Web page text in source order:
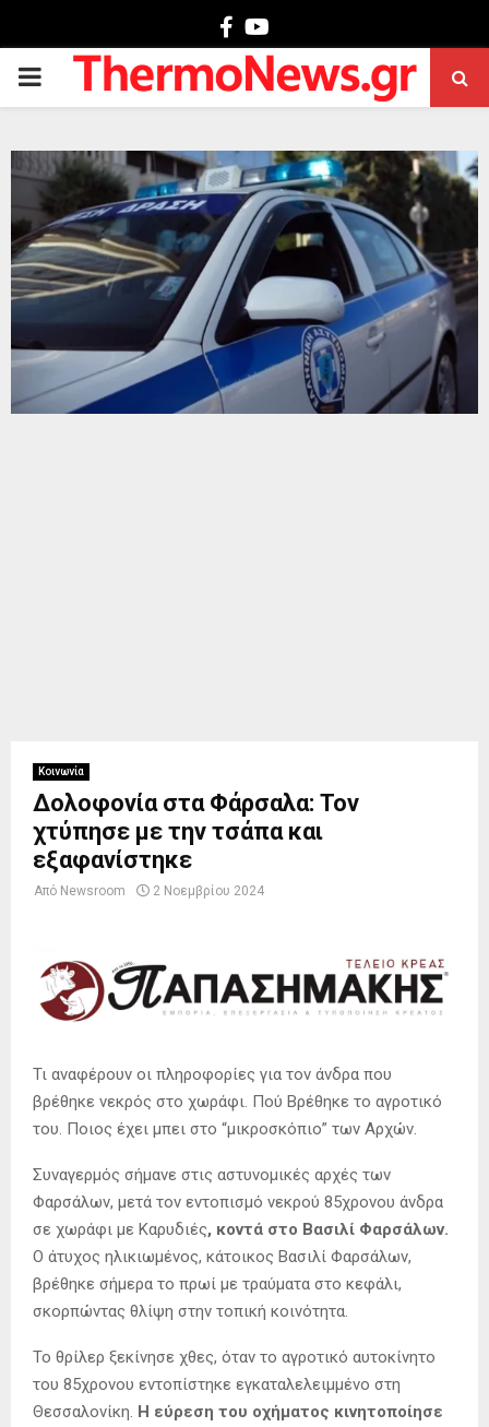
Facebook
PRIMARY
Κοινωνία
Δολοφονία στα Φάρσαλα: Τον
χτύπησε με την τσάπα και
εξαφανίστηκε
Από Newsroom 2 Νοεμβρίου 2024
Τι αναφέρουν οι πληροφορίες για τον άνδρα που
βρέθηκε νεκρός στο χωράφι. Πού Βρέθηκε το αγροτικό
του. Ποιος έχει μπει στο “μικροσκόπιο” των Αρχών.
Συναγερμός σήμανε στις αστυνομικές αρχές των
Φαρσάλων, μετά τον εντοπισμό νεκρού 85χρονου άνδρα
σε χωράφι με Καρυδιές, κοντά στο Βασιλί Φαρσάλων.
Ο άτυχος ηλικιωμένος, κάτοικος Βασιλί Φαρσάλων,
βρέθηκε σήμερα το πρωί με τραύματα στο κεφάλι,
σκορπώντας θλίψη στην τοπική κοινότητα.
Το θρίλερ ξεκίνησε χθες, όταν το αγροτικό αυτοκίνητο
του 85χρονου εντοπίστηκε εγκαταλελειμμένο στη
Θεσσαλονίκη. Η εύρεση του οχήματος κινητοποίησε